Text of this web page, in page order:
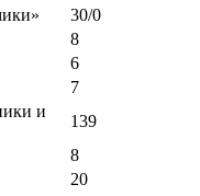
30/0
8
6
7
и
139
8
20